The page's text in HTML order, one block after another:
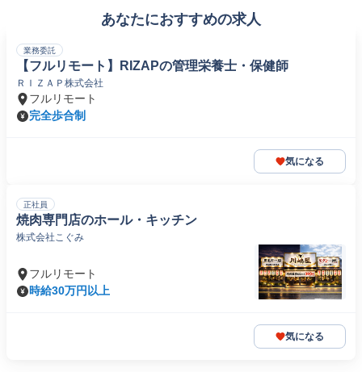
あなたにおすすめの求人
業務委託
【フルリモート】RIZAPの管理栄養士・保健師
ＲＩＺＡＰ株式会社
フルリモート
完全歩合制
気になる
正社員
焼肉専門店のホール・キッチン
株式会社こぐみ
フルリモート
時給30万円以上
気になる